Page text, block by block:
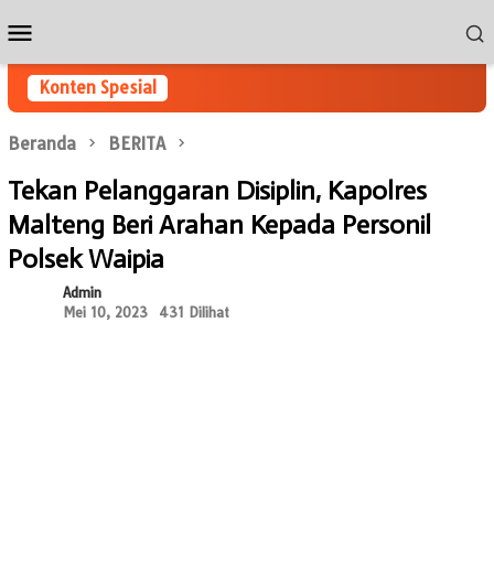
ke
kontenMobile
Konten Spesial
Beranda BERITA
Tekan Pelanggaran Disiplin, Kapolres
Malteng Beri Arahan Kepada Personil
Polsek Waipia
Admin
Mei 10, 2023
431 Dilihat